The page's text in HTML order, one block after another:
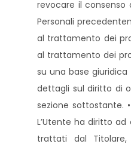
revocare il
Personali
al trattamento dei
al trattamento dei
su una base giuridica
dettagli sul diritto di
sezione
L’Utente ha diritto
trattati dal